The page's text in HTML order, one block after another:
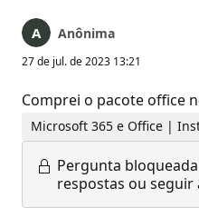
Anônima
27 de jul. de 2023 13:21
Comprei o pacote office
Microsoft 365 e Office |
Pergunta
respostas ou seguir